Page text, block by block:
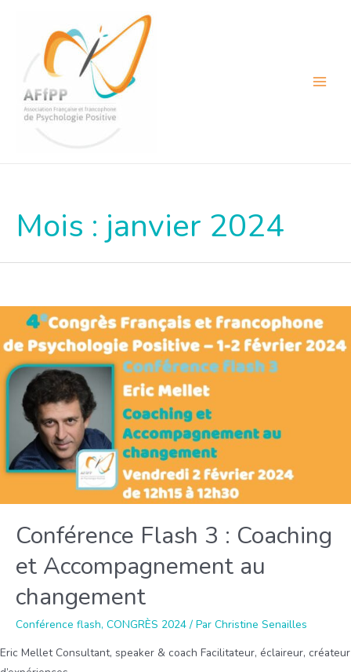
Mois : janvier 2024
Conférence Flash 3 : Coaching
et Accompagnement au
changement
Conférence flash, CONGRÈS 2024 / Par Christine Senailles
Eric Mellet Consultant, speaker & coach Facilitateur, éclaireur, créateur